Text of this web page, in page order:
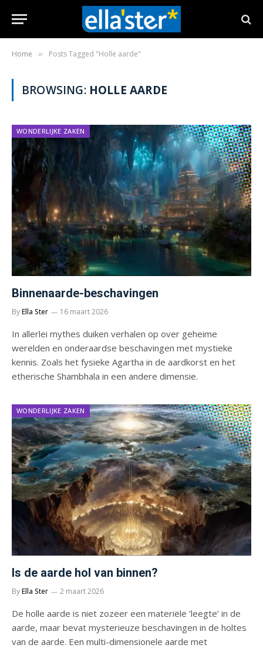
Home » Posts Tagged "Holle aarde"
BROWSING: HOLLE AARDE
WONDERLIJKE ZAKEN
Binnenaarde-beschavingen
ByElla Ster 16 maart 2026
In allerlei mythes duiken verhalen op over geheime
werelden en onderaardse beschavingen met mystieke
kennis. Zoals het fysieke Agartha in de aardkorst en het
etherische Shambhala in een andere dimensie.
WONDERLIJKE ZAKEN
Is de aarde hol van binnen?
ByElla Ster 2 maart 2026
De holle aarde is niet zozeer een materiële ‘leegte’ in de
aarde, maar bevat mysterieuze beschavingen in de holtes
van de aarde. Een multi-dimensionele aarde met